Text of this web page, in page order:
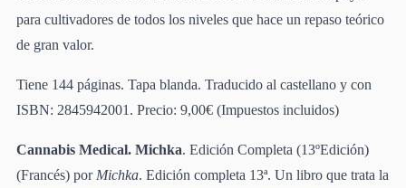
para cultivadores de todos los niveles que hace un repaso teórico
de gran valor.
Tiene 144 páginas. Tapa blanda. Traducido al castellano y con
ISBN: 2845942001. Precio: 9,00€ (Impuestos incluidos)
Cannabis Medical. Michka. Edición Completa (13ºEdición)
(Francés) porMichka. Edición completa 13ª. Un libro que trata la